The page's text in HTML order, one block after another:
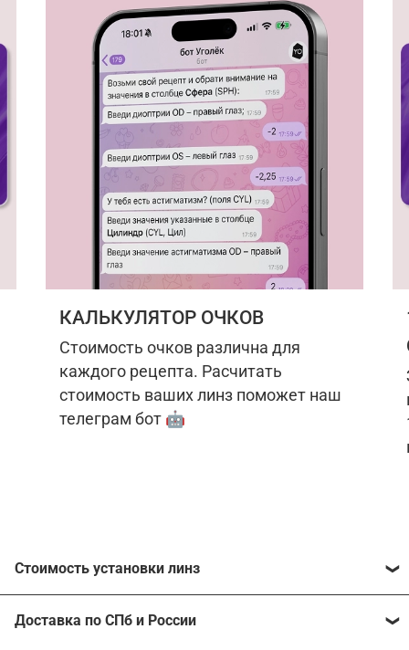
КАЛЬКУЛЯТОР ОЧКОВ
Стоимость очков различна для
каждого рецепта. Расчитать
стоимость ваших линз поможет наш
телеграм бот 🤖
Стоимость установки линз
Расчитать стоимость ваших линз поможет
Доставка по СПб и России